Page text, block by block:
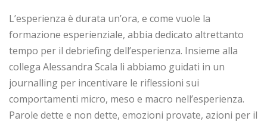
L’esperienza è durata un’ora, e come vuole la
formazione esperienziale, abbia dedicato altrettanto
tempo per il debriefing dell’esperienza. Insieme alla
collega Alessandra Scala li abbiamo guidati in un
journalling per incentivare le riflessioni sui
comportamenti micro, meso e macro nell’esperienza.
Parole dette e non dette, emozioni provate, azioni per il